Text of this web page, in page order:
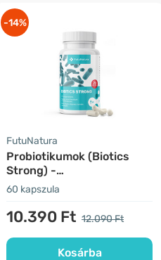
-14%
FutuNatura
Probiotikumok (Biotics
Strong) -
emésztőrendszer
60 kapszula
10.390 Ft 12.090 Ft
Kosárba